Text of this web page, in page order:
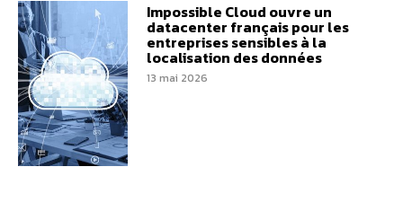
Impossible Cloud ouvre un
datacenter français pour les
entreprises sensibles à la
localisation des données
13 mai 2026